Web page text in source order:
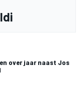
over jaar naast Jos